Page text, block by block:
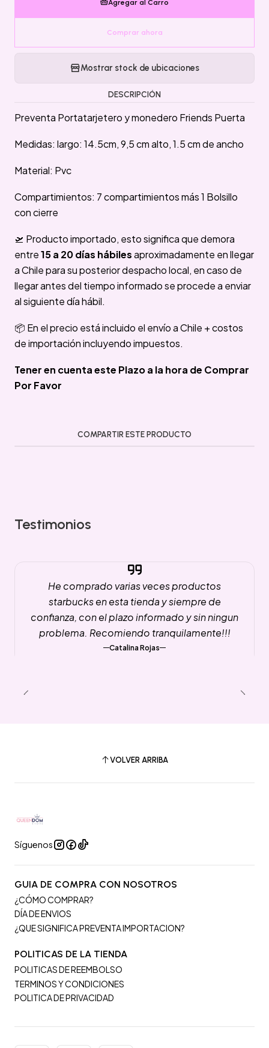
Agregar al Carro
Comprar ahora
Mostrar stock de ubicaciones
DESCRIPCIÓN
Preventa Portatarjetero y monedero Friends Puerta
Medidas: largo: 14.5cm, 9,5 cm alto, 1.5 cm de ancho
Material: Pvc
Compartimientos: 7 compartimientos más 1 Bolsillo
con cierre
🛫 Producto importado, esto significa que demora
entre15 a 20 días hábilesaproximadamente en llegar
a Chile para su posterior despacho local, en caso de
llegar antes del tiempo informado se procede a enviar
al siguiente día hábil.
📦 En el precio está incluido el envío a Chile + costos
de importación incluyendo impuestos.
Tener en cuenta este Plazo a la hora de Comprar
Por Favor
COMPARTIR ESTE PRODUCTO
Testimonios
He comprado varias veces productos
starbucks en esta tienda y siempre de
confianza, con el plazo informado y sin ningun
problema. Recomiendo tranquilamente!!!
Catalina Rojas
VOLVER ARRIBA
Síguenos
GUIA DE COMPRA CON NOSOTROS
¿CÓMO COMPRAR?
DÍA DE ENVIOS
¿QUE SIGNIFICA PREVENTA IMPORTACION?
POLITICAS DE LA TIENDA
POLITICAS DE REEMBOLSO
TERMINOS Y CONDICIONES
POLITICA DE PRIVACIDAD